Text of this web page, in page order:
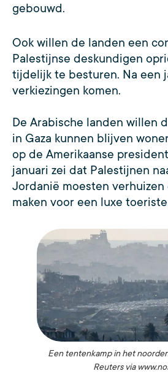
gebouwd.
Ook willen de landen een
Palestijnse deskundigen
tijdelijk te besturen. Na een
verkiezingen komen.
De Arabische landen willen
in Gaza kunnen blijven
op de Amerikaanse
januari zei dat Palestijnen
Jordanië moesten verhuizen
maken voor een luxe
Een tentenkamp in het
Reuters via